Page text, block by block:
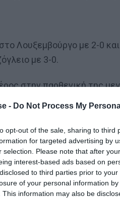
- Do Not Process My
opt-out of the sale, sharing to
for targeted advertising by
selection. Please note that after
interest-based ads based on
to third parties prior to
of your personal information
This information may also be
Λουξεμβούργο με 2-0
με 3-0.
στην παρθενική της
να πράξει αναλόγως
της Γαλλίας δεν ήταν
τον Ετιέν Καμαρά